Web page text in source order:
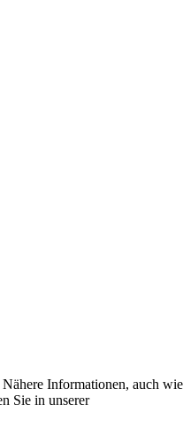
Informationen, auch
Sie in unserer